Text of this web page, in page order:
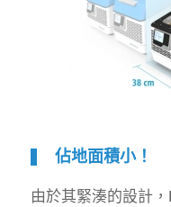
佔地面積小！
由於其緊湊的設計